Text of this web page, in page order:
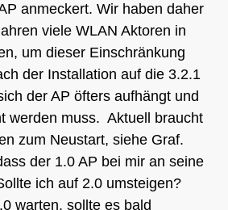
anmeckert. Wir haben daher
viele WLAN Aktoren in
um dieser Einschränkung
der Installation auf die 3.2.1
der AP öfters aufhängt und
werden muss. Aktuell braucht
zum Neustart, siehe Graf.
der 1.0 AP bei mir an seine
ich auf 2.0 umsteigen?
warten, sollte es bald